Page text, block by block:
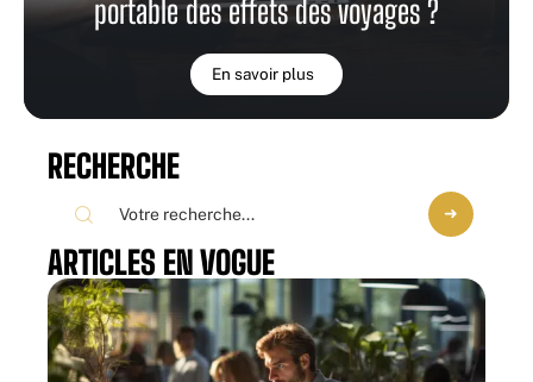
portable des effets des voyages ?
En savoir plus
RECHERCHE
ARTICLES EN VOGUE